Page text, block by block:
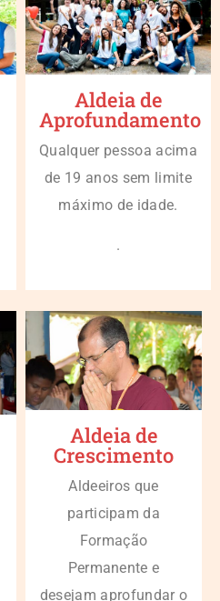
Aldeia de
Aprofundamento
Qualquer pessoa acima
de 19 anos sem limite
máximo de idade.
.
Aldeia de
Crescimento
Aldeeiros que
participam da
Formação
Permanente e
desejam aprofundar o